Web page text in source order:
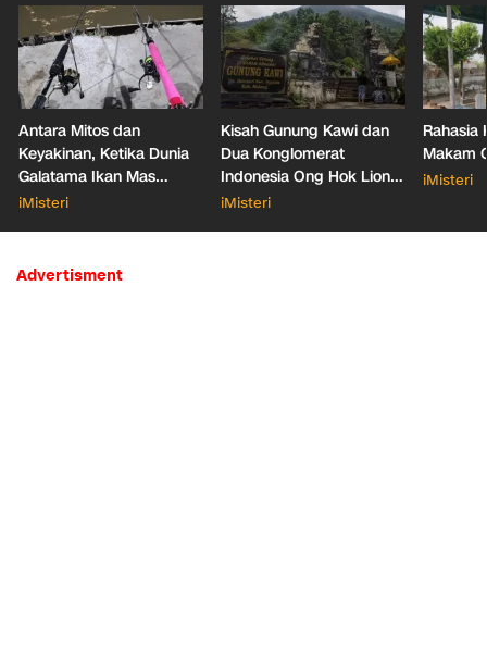
Antara Mitos dan
Keyakinan, Ketika Dunia
Galatama Ikan Mas
Bersentuhan dengan Hal
iMisteri
Kisah Gunung Kawi dan
Dua Konglomerat
Indonesia Ong Hok Liong
hingga Liem Sioe Liong
iMisteri
Rahasia
Makam
iMisteri
Advertisment